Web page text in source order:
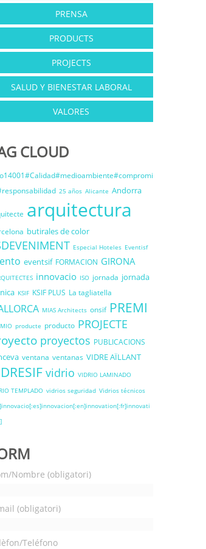
PRENSA
PRODUCTS
PROJECTS
SALUD Y BIENESTAR LABORAL
VALORES
CLOUD
25 años Alicante Andorra
arquitectura
butirales de color
Especial Hoteles Eventisf
eventsif FORMACION GIRONA
innovacio ISO jornada jornada
KSIF KSIF PLUS La tagliatella
MIAS Architects onsif PREMI
producte producto PROJECTE
proyectos PUBLICACIONS
ventana ventanas VIDRE AÏLLANT
vidrio VIDRIO LAMINADO
TEMPLADO vidrios seguridad Vidrios técnicos
Nombre (obligatori)
(obligatori)
Teléfono